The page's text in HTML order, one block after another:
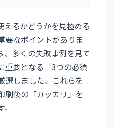
えるかどうかを見極める
要なポイントがありま
、多くの失敗事例を見て
重要となる「3つの必須
選しました。これらを
刷後の「ガッカリ」を